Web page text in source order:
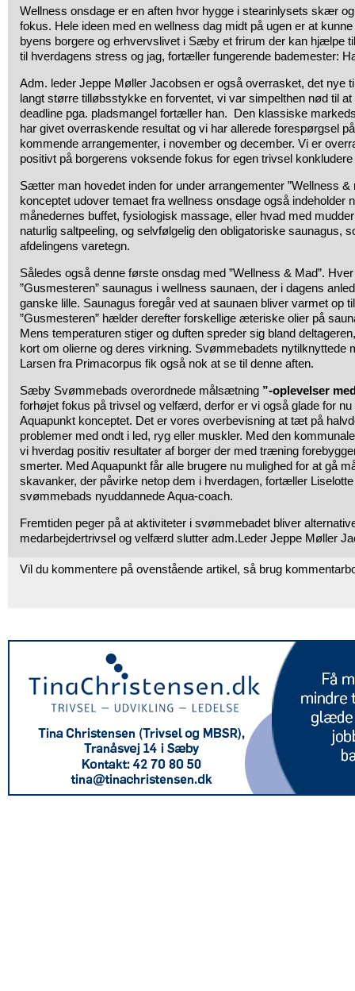
Wellness onsdage er en aften hvor hygge i stearinlysets skær
fokus. Hele ideen med en wellness dag midt på ugen er at
byens borgere og erhvervslivet i Sæby et frirum der kan hjælpe
til hverdagens stress og jag, fortæller fungerende bademester:
Adm. leder Jeppe Møller Jacobsen er også overrasket, det nye
langt større tilløbsstykke en forventet, vi var simpelthen nød til
deadline pga. pladsmangel fortæller han. Den klassiske
har givet overraskende resultat og vi har allerede forespørgsel
kommende arrangementer, i november og december. Vi er
positivt på borgerens voksende fokus for egen trivsel konkludere
Sætter man hovedet inden for under arrangementer ”Wellness &
konceptet udover temaet fra wellness onsdage også indeholder
månedernes buffet, fysiologisk massage, eller hvad med
naturlig saltpeeling, og selvfølgelig den obligatoriske saunagus,
afdelingens varetegn.
Således også denne første onsdag med ”Wellness & Mad”.
”Gusmesteren” saunagus i wellness saunaen, der i dagens
ganske lille. Saunagus foregår ved at saunaen bliver varmet op
”Gusmesteren” hælder derefter forskellige æteriske olier på
Mens temperaturen stiger og duften spreder sig bland
kort om olierne og deres virkning. Svømmebadets nytilknyttede
Larsen fra Primacorpus fik også nok at se til denne aften.
Sæby Svømmebads overordnede målsætning ”-oplevelser
forhøjet fokus på trivsel og velfærd, derfor er vi også glade for
Aquapunkt konceptet. Det er vores overbevisning at tæt på
problemer med ondt i led, ryg eller muskler. Med den
vi hverdag positiv resultater af borger der med træning
smerter. Med Aquapunkt får alle brugere nu mulighed for at gå
skavanker, der påvirke netop dem i hverdagen, fortæller
svømmebads nyuddannede Aqua-coach.
Fremtiden peger på at aktiviteter i svømmebadet bliver
medarbejdertrivsel og velfærd slutter adm.Leder Jeppe Møller
Vil du kommentere på ovenstående artikel, så brug